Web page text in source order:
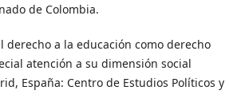
de Colombia.
derecho a la educación como derecho
atención a su dimensión social
España: Centro de Estudios Políticos y